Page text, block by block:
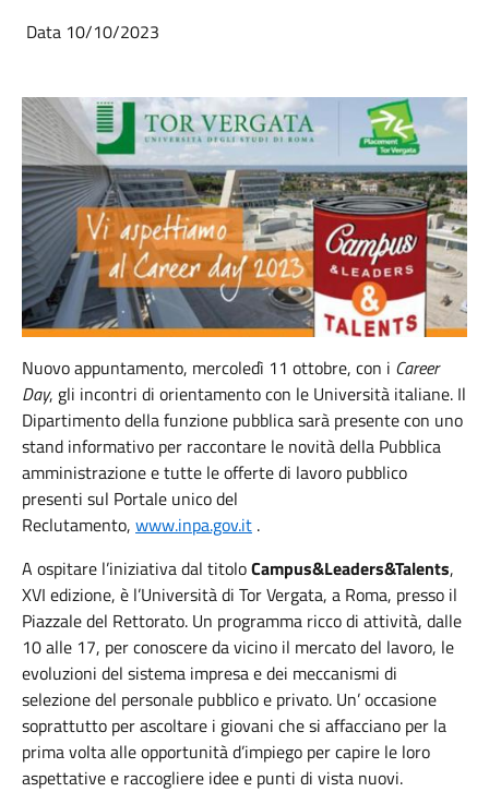
Data 10/10/2023
Nuovo appuntamento, mercoledì 11 ottobre, con i Career
Day, gli incontri di orientamento con le Università italiane. Il
Dipartimento della funzione pubblica sarà presente con uno
stand informativo per raccontare le novità della Pubblica
amministrazione e tutte le offerte di lavoro pubblico
presenti sul Portale unico del
Reclutamento, www.inpa.gov.it .
A ospitare l’iniziativa dal titoloCampus&Leaders&Talents,
XVI edizione, è l’Università di Tor Vergata, a Roma, presso il
Piazzale del Rettorato. Un programma ricco di attività, dalle
10 alle 17, per conoscere da vicino il mercato del lavoro, le
evoluzioni del sistema impresa e dei meccanismi di
selezione del personale pubblico e privato. Un’ occasione
soprattutto per ascoltare i giovani che si affacciano per la
prima volta alle opportunità d’impiego per capire le loro
aspettative e raccogliere idee e punti di vista nuovi.